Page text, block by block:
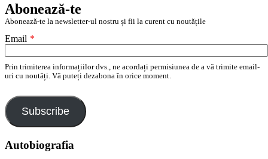
Abonează-te
Abonează-te la newsletter-ul nostru și fii la curent cu noutățile
Email *
Prin trimiterea informațiilor dvs., ne acordați permisiunea de a vă trimite email-
uri cu noutăți. Vă puteți dezabona în orice moment.
Subscribe
Autobiografia